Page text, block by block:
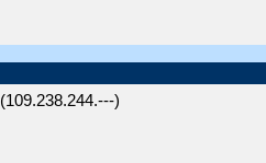
(109.238.244.---)